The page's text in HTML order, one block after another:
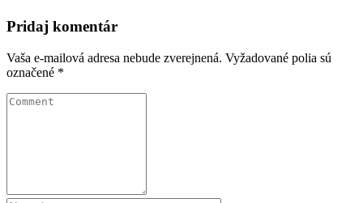
Pridaj komentár
Vaša e-mailová adresa nebude zverejnená. Vyžadované polia sú
označené *